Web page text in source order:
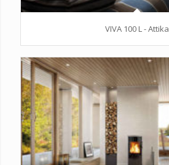
VIVA 100 L - Attika